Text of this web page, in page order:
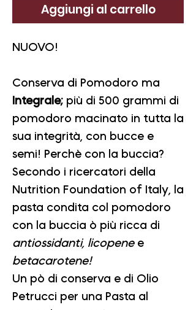
Aggiungi al carrello
NUOVO!
Conserva di Pomodoro ma
Integrale; più di 500 grammi di
pomodoro macinato in tutta la
sua integrità, con bucce e
semi! Perchè con la buccia?
Secondo i ricercatori della
Nutrition Foundation of Italy, la
pasta condita col pomodoro
con la buccia ò più ricca di
antiossidanti, licopenee
betacarotene!
Un pò di conserva e di Olio
Petrucci per una Pasta al